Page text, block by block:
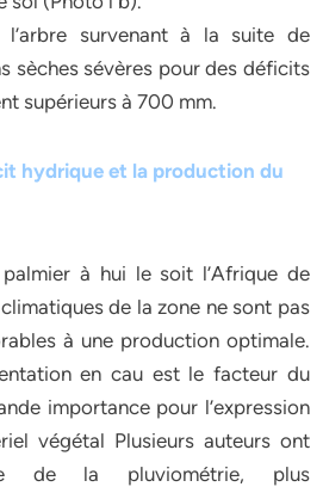
survenant à la suite de
sèches sévères pour des déficits
supérieurs à 700 mm.
hydrique et la production du
à hui le soit l’Afrique de
de la zone ne sont pas
à une production optimale.
en cau est le facteur du
importance pour l’expression
végétal Plusieurs auteurs ont
de la pluviométrie, plus